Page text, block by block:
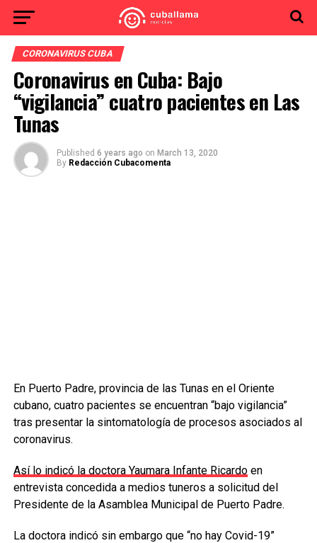
CORONAVIRUS CUBA
Coronavirus en Cuba: Bajo
“vigilancia” cuatro pacientes en Las
Tunas
Published 6 years ago on March 13, 2020
By Redacción Cubacomenta
En Puerto Padre, provincia de las Tunas en el Oriente
cubano, cuatro pacientes se encuentran “bajo vigilancia”
tras presentar la sintomatología de procesos asociados al
coronavirus.
Así lo indicó la doctora Yaumara Infante Ricardoen
entrevista concedida a medios tuneros a solicitud del
Presidente de la Asamblea Municipal de Puerto Padre.
La doctora indicó sin embargo que “no hay Covid-19”